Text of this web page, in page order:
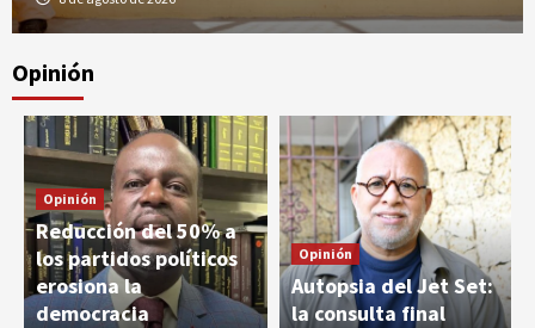
Opinión
Opinión
Reducción del 50% a
los partidos políticos
erosiona la
democracia
Opinión
Autopsia del Jet Set:
la consulta final
4
Mental en La Vega
5
inicia remozamiento del Hospital Ramón
Adriano Villalona en Dajabón
1
Salud
Ministerio de Salud reconoce labor del
Equipo Médico de Emergencia tras misión
humanitaria en Venezuela